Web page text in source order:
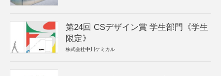
第24回 CSデザイン賞 学生部門《学生
限定》
株式会社中川ケミカル